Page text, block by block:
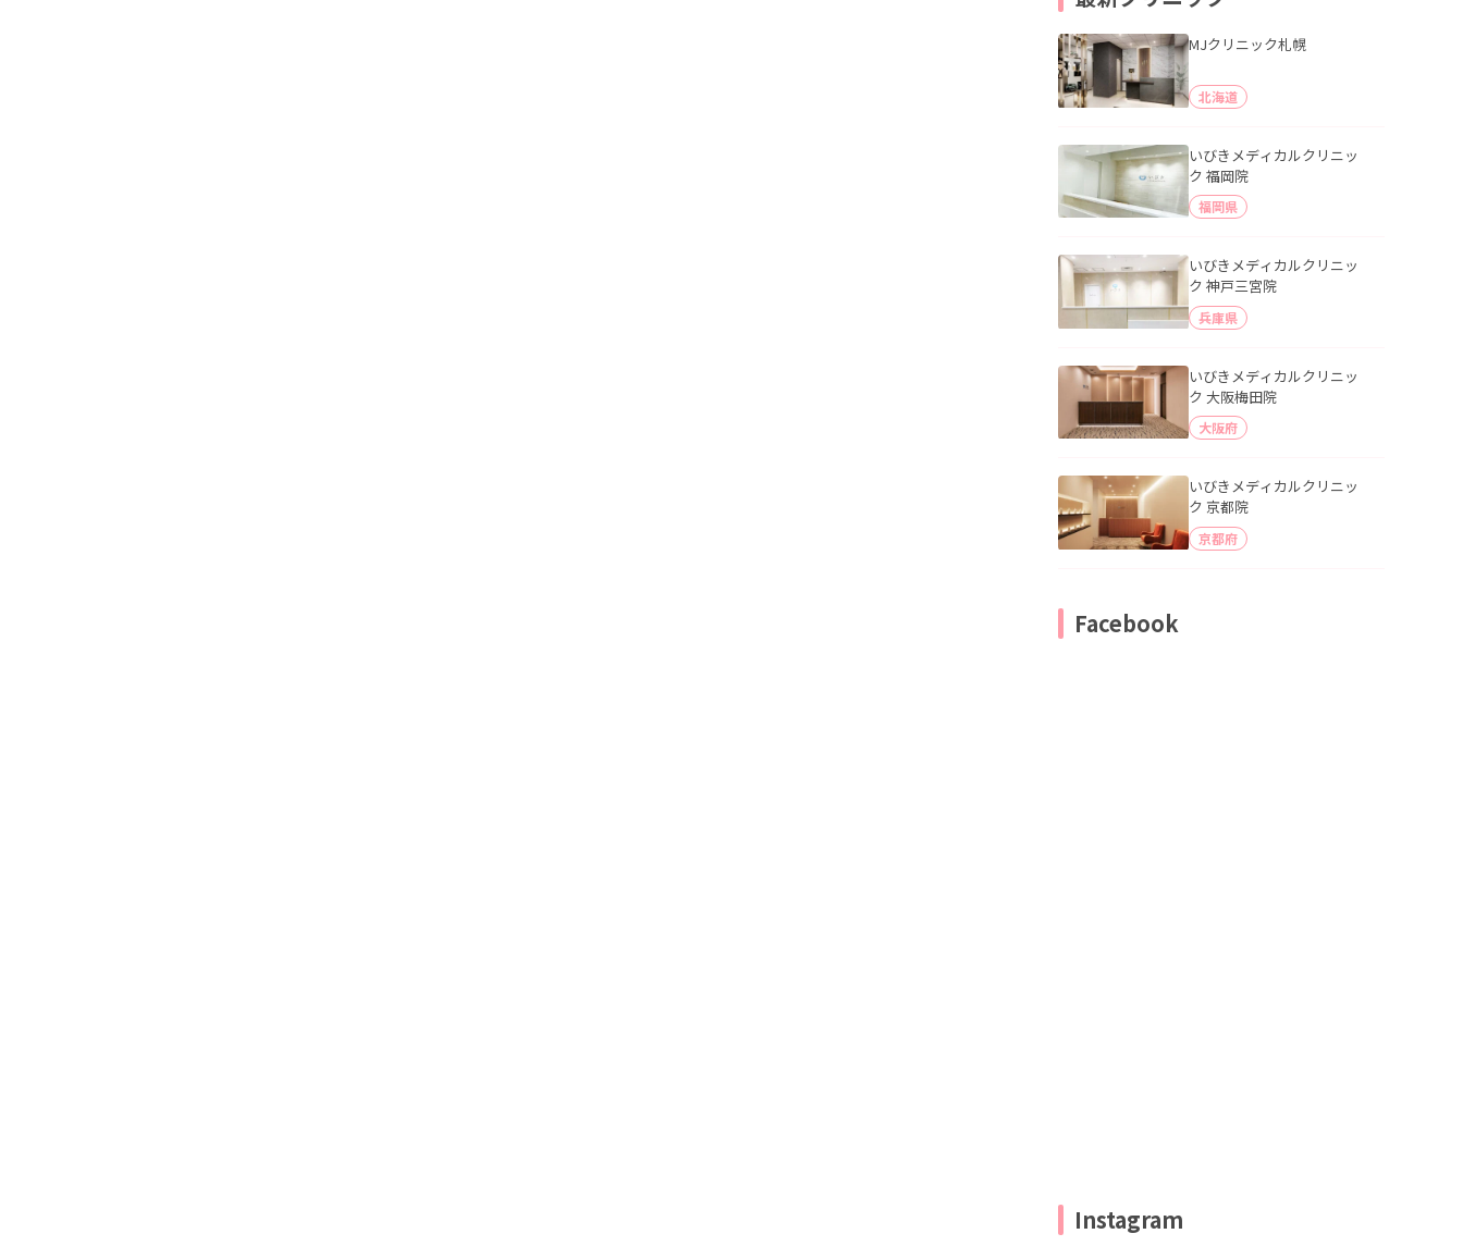
MJクリニック札幌
北海道
いびきメディカルクリニッ
ク 福岡院
福岡県
いびきメディカルクリニッ
ク 神戸三宮院
兵庫県
いびきメディカルクリニッ
ク 大阪梅田院
大阪府
いびきメディカルクリニッ
ク 京都院
京都府
Facebook
Instagram